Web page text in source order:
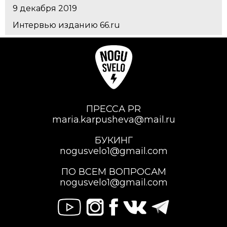
9 декабря 2019
Интервью изданию 66.ru
ПРЕССА PR
maria.karpusheva@mail.ru
БУКИНГ
nogusvelo1@gmail.com
ПО ВСЕМ ВОПРОСАМ
nogusvelo1@gmail.com